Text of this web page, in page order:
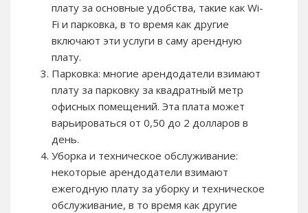
плату за основные удобства, такие как Wi-
Fi и парковка, в то время как другие
включают эти услуги в саму арендную
плату.
Парковка: многие арендодатели взимают
плату за парковку за квадратный метр
офисных помещений. Эта плата может
варьироваться от 0,50 до 2 долларов в
день.
Уборка и техническое обслуживание:
некоторые арендодатели взимают
ежегодную плату за уборку и техническое
обслуживание, в то время как другие